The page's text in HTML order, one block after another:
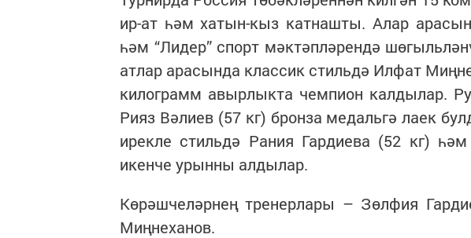
ир-ат һәм хатын-кыз катнашты. Алар
һәм “Лидер” спорт мәктәпләрендә
атлар арасында классик стильдә Илфат
килограмм авырлыкта чемпион калдылар.
Рияз Вәлиев (57 кг) бронза медальгә лаек
ирекле стильдә Рания Гардиева (52 кг)
икенче урынны алдылар.
Көрәшчеләрнең тренерлары – Зөлфия
Миңнеханов.